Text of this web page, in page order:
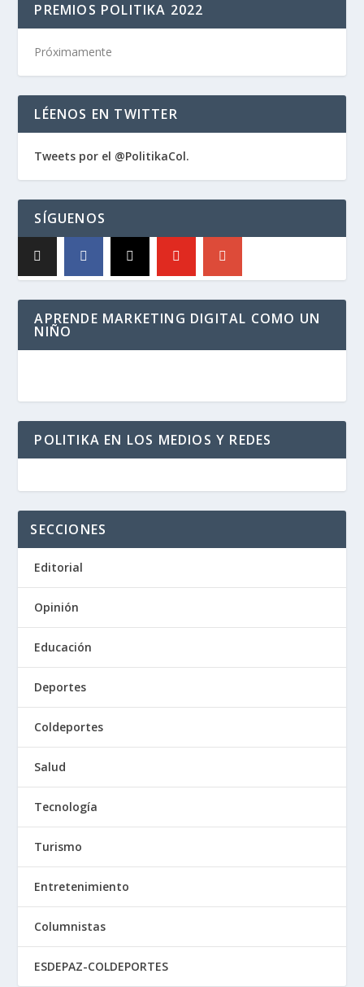
PREMIOS POLITIKA 2022
Próximamente
LÉENOS EN TWITTER
Tweets por el @PolitikaCol.
SÍGUENOS
APRENDE MARKETING DIGITAL COMO UN
NIÑO
POLITIKA EN LOS MEDIOS Y REDES
SECCIONES
Editorial
Opinión
Educación
Deportes
Coldeportes
Salud
Tecnología
Turismo
Entretenimiento
Columnistas
ESDEPAZ-COLDEPORTES